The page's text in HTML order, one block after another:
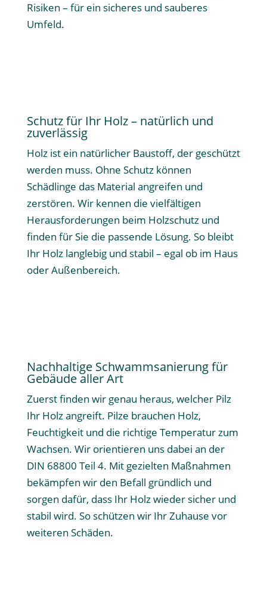
Risiken – für ein sicheres und sauberes
Umfeld.
Schutz für Ihr Holz – natürlich und
zuverlässig
Holz ist ein natürlicher Baustoff, der geschützt
werden muss. Ohne Schutz können
Schädlinge das Material angreifen und
zerstören. Wir kennen die vielfältigen
Herausforderungen beim Holzschutz und
finden für Sie die passende Lösung. So bleibt
Ihr Holz langlebig und stabil – egal ob im Haus
oder Außenbereich.
Nachhaltige Schwammsanierung für
Gebäude aller Art
Zuerst finden wir genau heraus, welcher Pilz
Ihr Holz angreift. Pilze brauchen Holz,
Feuchtigkeit und die richtige Temperatur zum
Wachsen. Wir orientieren uns dabei an der
DIN 68800 Teil 4. Mit gezielten Maßnahmen
bekämpfen wir den Befall gründlich und
sorgen dafür, dass Ihr Holz wieder sicher und
stabil wird. So schützen wir Ihr Zuhause vor
weiteren Schäden.